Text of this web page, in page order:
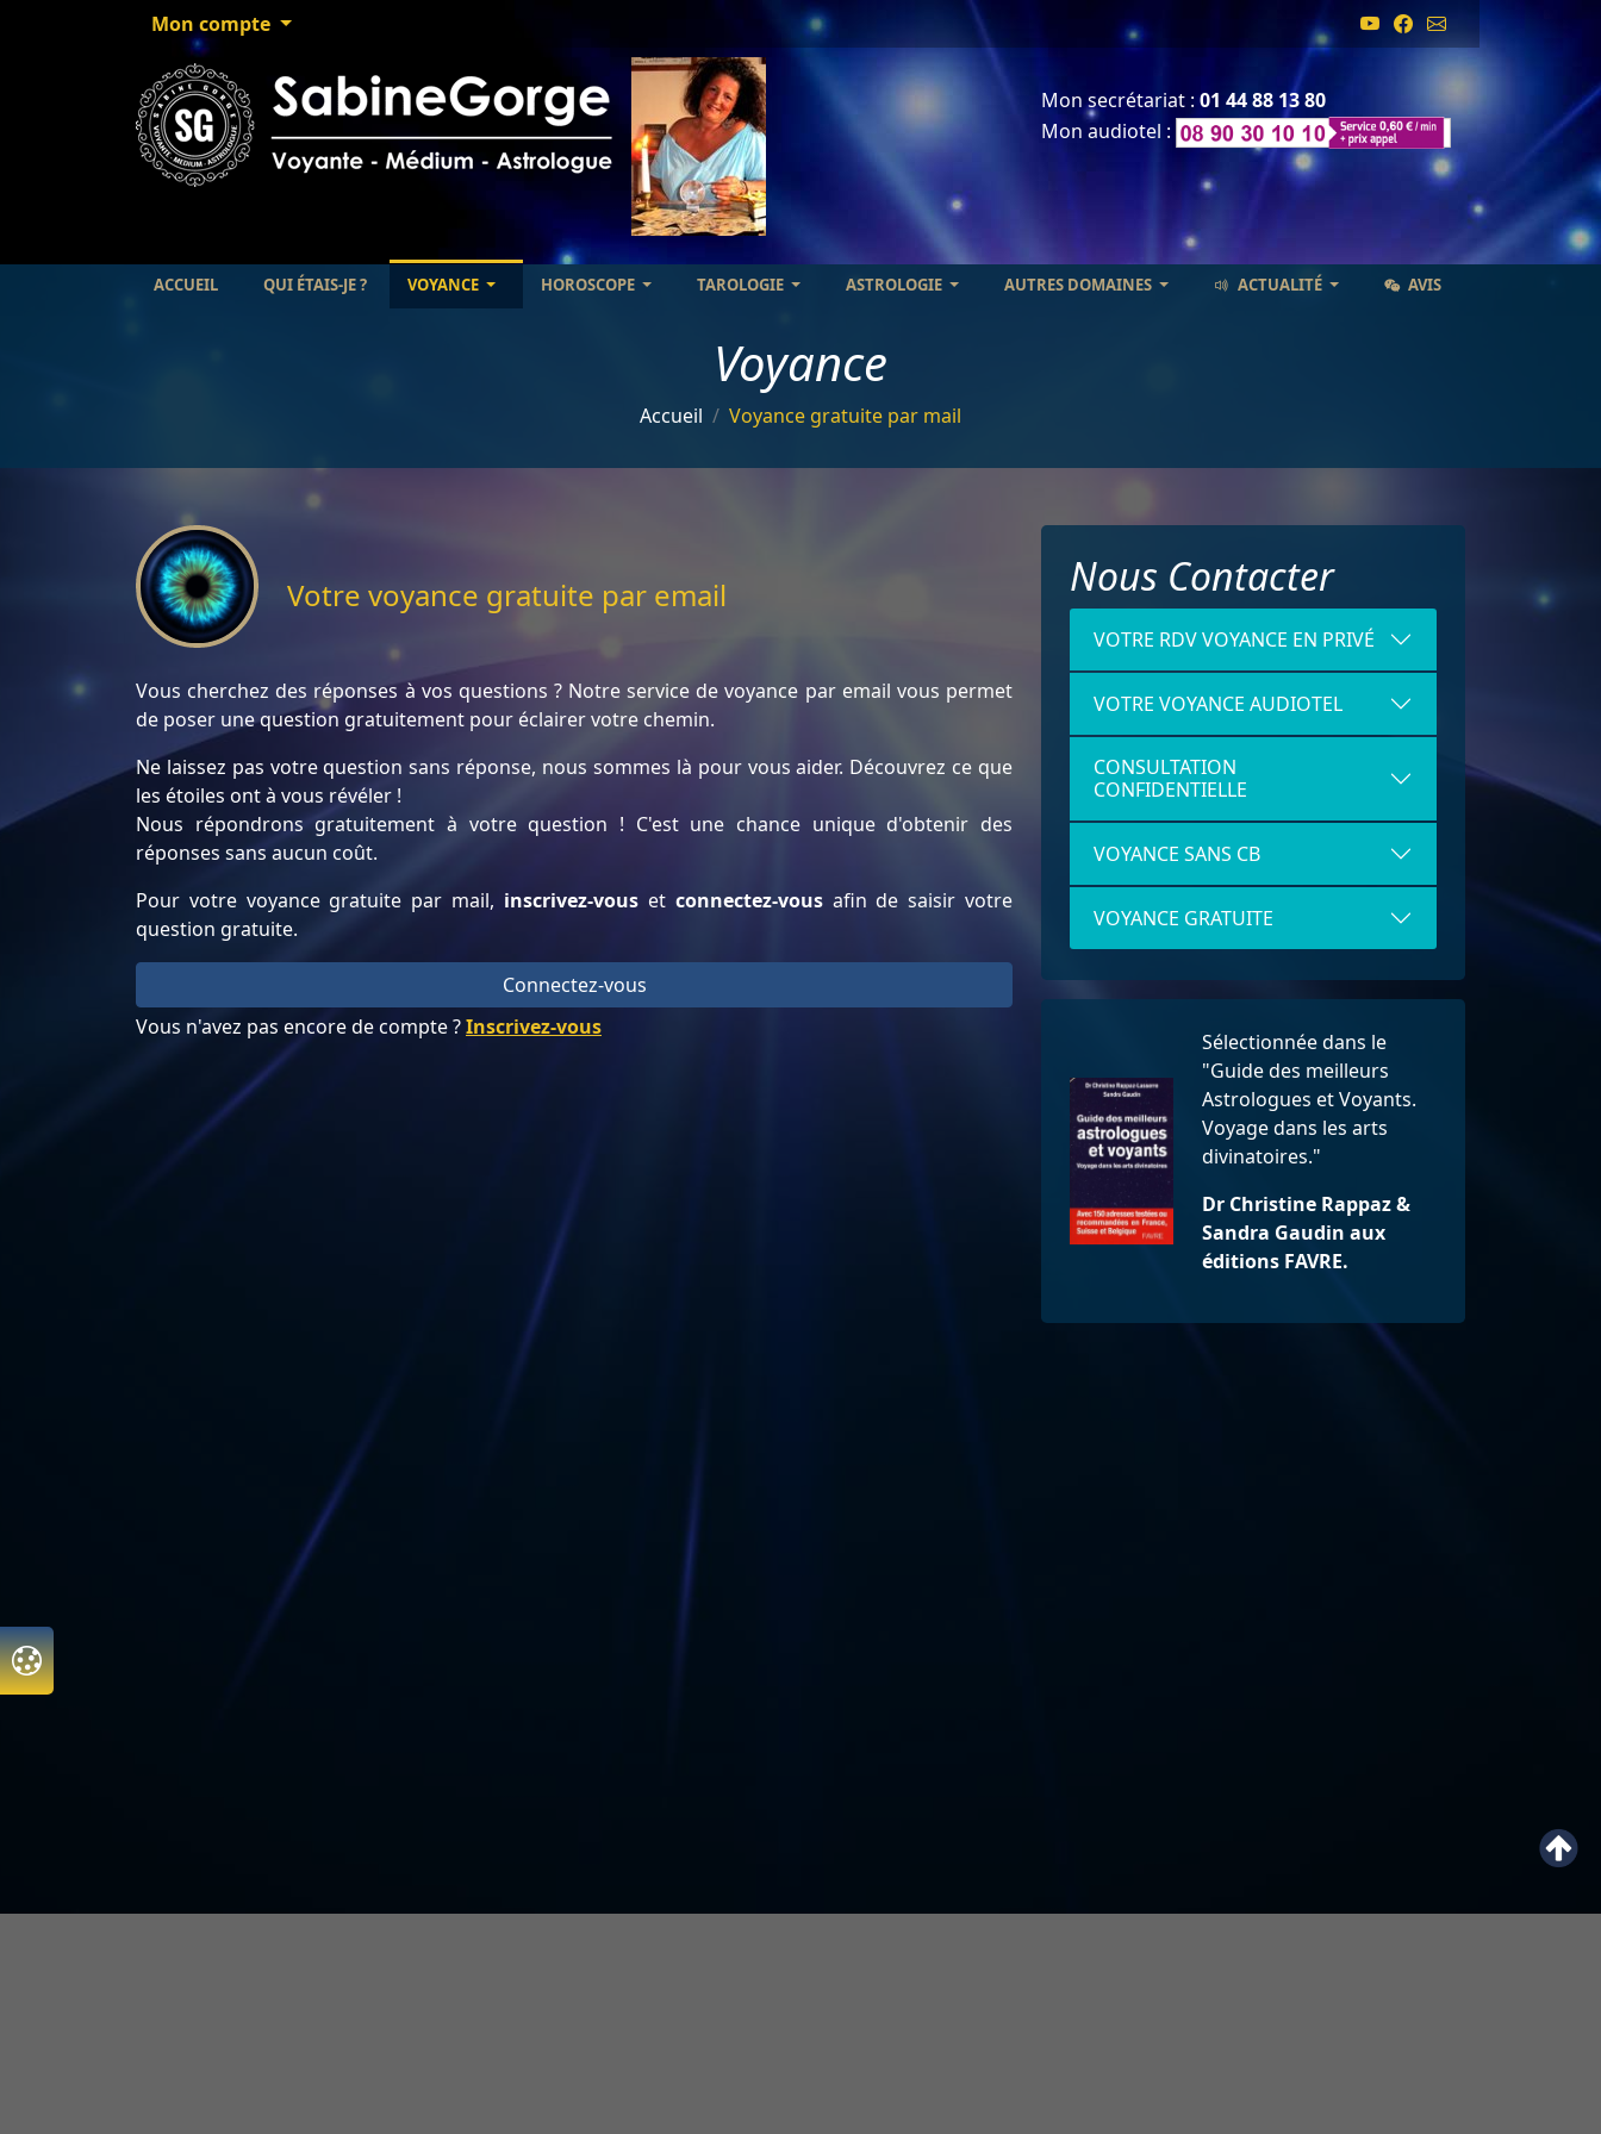
Mon compte
Mon secrétariat : 01 44 88 13 80
Mon audiotel :
ACCUEIL QUI ÉTAIS-JE ? VOYANCE HOROSCOPE TAROLOGIE ASTROLOGIE AUTRES DOMAINES ACTUALITÉ AVIS
Voyance
Accueil Voyance gratuite par mail
Votre voyance gratuite par email
Vous cherchez des réponses à vos questions ? Notre service de voyance par email vous permet
de poser une question gratuitement pour éclairer votre chemin.
Ne laissez pas votre question sans réponse, nous sommes là pour vous aider. Découvrez ce que
les étoiles ont à vous révéler !
Nous répondrons gratuitement à votre question ! C'est une chance unique d'obtenir des
réponses sans aucun coût.
Pour votre voyance gratuite par mail, inscrivez-vous et connectez-vousafin de saisir votre
question gratuite.
Connectez-vous
Vous n'avez pas encore de compte ?Inscrivez-vous
Nous Contacter
VOTRE RDV VOYANCE EN PRIVÉ
VOTRE VOYANCE AUDIOTEL
CONSULTATION
CONFIDENTIELLE
VOYANCE SANS CB
VOYANCE GRATUITE
Sélectionnée dans le
"Guide des meilleurs
Astrologues et Voyants.
Voyage dans les arts
divinatoires."
Dr Christine Rappaz &
Sandra Gaudin aux
éditions FAVRE.